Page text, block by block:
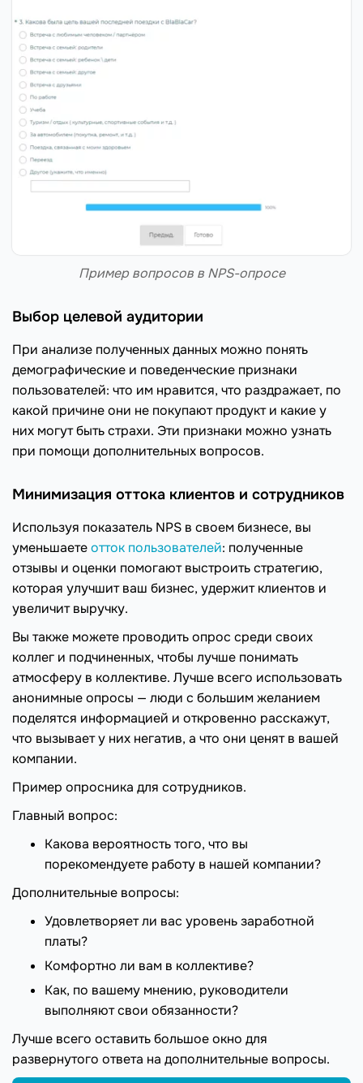
Пример вопросов в NPS-опросе
Выбор целевой аудитории
При анализе полученных данных можно понять
демографические и поведенческие признаки
пользователей: что им нравится, что раздражает, по
какой причине они не покупают продукт и какие у
них могут быть страхи. Эти признаки можно узнать
при помощи дополнительных вопросов.
Минимизация оттока клиентов и сотрудников
Используя показатель NPS в своем бизнесе, вы
уменьшаетеотток пользователей: полученные
отзывы и оценки помогают выстроить стратегию,
которая улучшит ваш бизнес, удержит клиентов и
увеличит выручку.
Вы также можете проводить опрос среди своих
коллег и подчиненных, чтобы лучше понимать
атмосферу в коллективе. Лучше всего использовать
анонимные опросы — люди с большим желанием
поделятся информацией и откровенно расскажут,
что вызывает у них негатив, а что они ценят в вашей
компании.
Пример опросника для сотрудников.
Главный вопрос:
Какова вероятность того, что вы
порекомендуете работу в нашей компании?
Дополнительные вопросы:
Удовлетворяет ли вас уровень заработной
платы?
Комфортно ли вам в коллективе?
Как, по вашему мнению, руководители
выполняют свои обязанности?
Лучше всего оставить большое окно для
развернутого ответа на дополнительные вопросы.